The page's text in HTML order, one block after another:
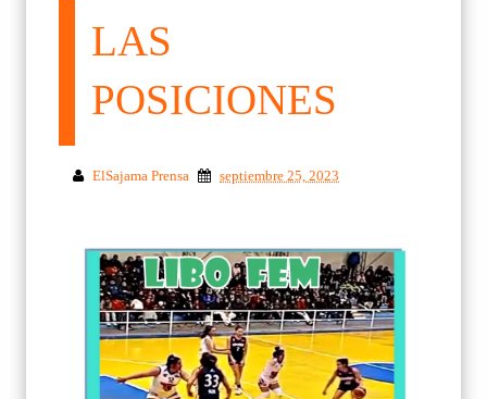
LAS
POSICIONES
ElSajama Prensa septiembre 25, 2023